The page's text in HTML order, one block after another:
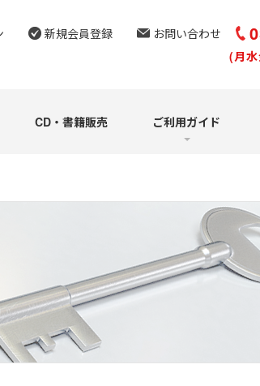
新規会員登録 お問い合わせ
(月
CD・書籍販売 ご利用ガイド
再受講について